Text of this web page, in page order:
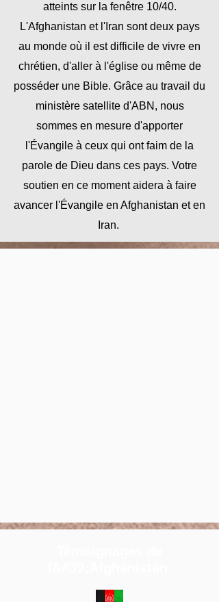
atteints sur la fenêtre 10/40.
L'Afghanistan et l'Iran sont deux pays
au monde où il est difficile de vivre en
chrétien, d'aller à l'église ou même de
posséder une Bible. Grâce au travail du
ministère satellite d'ABN, nous
sommes en mesure d'apporter
l'Évangile à ceux qui ont faim de la
parole de Dieu dans ces pays. Votre
soutien en ce moment aidera à faire
avancer l'Évangile en Afghanistan et en
Iran.